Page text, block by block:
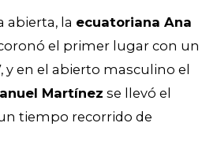
abierta, la ecuatoriana Ana
el primer lugar con un
y en el abierto masculino el
Martínez se llevó el
tiempo recorrido de